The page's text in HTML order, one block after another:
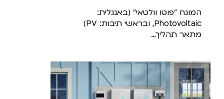
המונח "פוטו וולטאי" (באנגלית:
Photovoltaic, ובראשי תיבות: PV)
מתאר תהליך…